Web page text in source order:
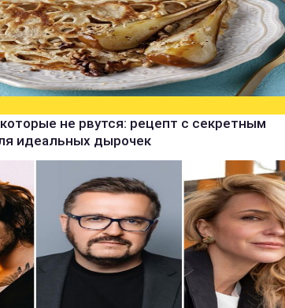
не рвутся: рецепт с секретным
идеальных дырочек